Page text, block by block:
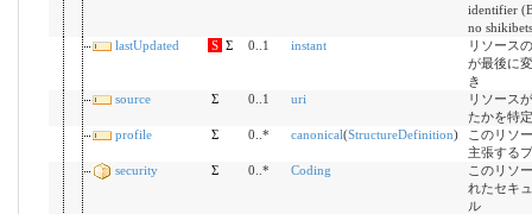
identifier
no
lastUpdated
S Σ 0..1 instant
リソース
が最後に
き
source
Σ 0..1 uri
リソース
たかを特
profile
Σ 0..* canonical(StructureDefinition)
このリソ
主張する
security
Σ 0..* Coding
このリソ
れたセキ
ル